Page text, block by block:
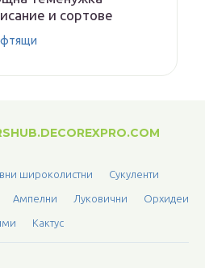
и сортове
широколистни Сукуленти
Ампелни Луковични Орхидеи
Кактус